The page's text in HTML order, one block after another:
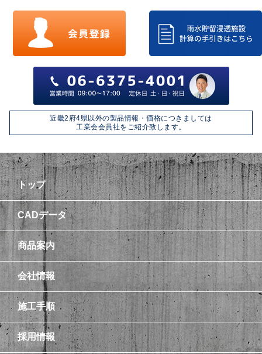
近畿2府4県以外の製品情報・価格につきましては
工業会会員社をご紹介致します。
トップ
CADデータ
商品案内
会社情報
施工手順
採用情報